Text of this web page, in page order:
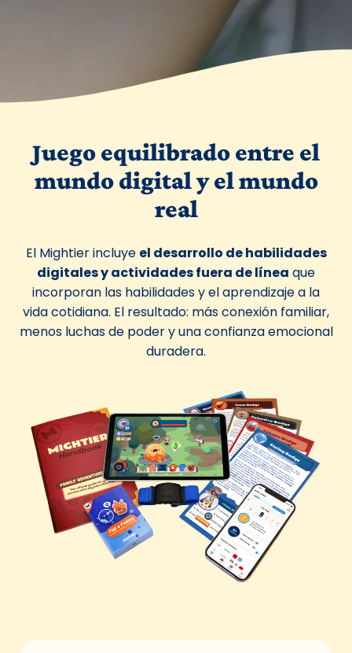
Juego equilibrado entre el
mundo digital y el mundo
real
El Mightier incluye el desarrollo de habilidades
digitales y actividades fuera de línea que
incorporan las habilidades y el aprendizaje a la
vida cotidiana. El resultado: más conexión familiar,
menos luchas de poder y una confianza emocional
duradera.